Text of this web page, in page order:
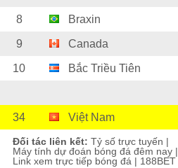
8 Braxin
9 Canada
10 Bắc Triều Tiên
34 Việt Nam
Đối tác liên kết: Tỷ số trực tuyến |
Máy tính dự đoán bóng đá đêm nay |
Link xem trực tiếp bóng đá | 188BET